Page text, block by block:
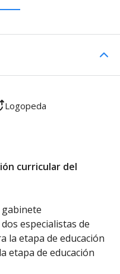
Logopeda
curricular del
especialistas de
la etapa de educación
etapa de educación